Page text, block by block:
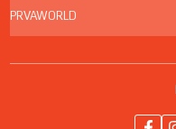
PRVAWORLD